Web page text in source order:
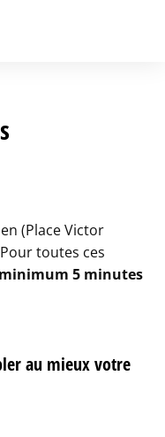
(Place Victor
Pour toutes ces
5 minutes
au mieux votre